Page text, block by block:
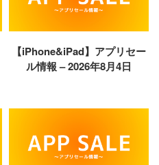
【iPhone&iPad】アプリセー
ル情報 – 2026年8月4日